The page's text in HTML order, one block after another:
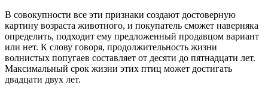
В совокупности все эти признаки создают достоверную
картину возраста животного, и покупатель сможет наверняка
определить, подходит ему предложенный продавцом вариант
или нет. К слову говоря, продолжительность жизни
волнистых попугаев составляет от десяти до пятнадцати лет.
Максимальный срок жизни этих птиц может достигать
двадцати двух лет.